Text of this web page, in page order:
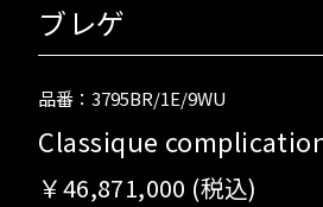
ブレゲ
品番：3795BR/1E/9WU
Classique
￥46,871,000 (税込)